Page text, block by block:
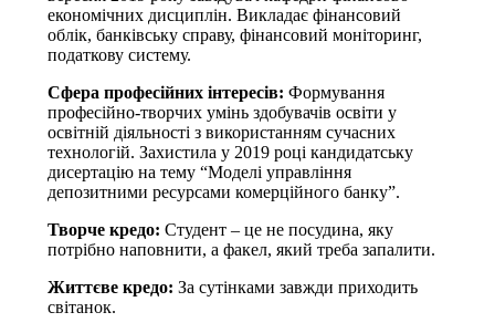
економічних дисциплін. Викладає фінансовий
облік, банківську справу, фінансовий моніторинг,
податкову систему.
Сфера професійних інтересів: Формування
професійно-творчих умінь здобувачів освіти у
освітній діяльності з використанням сучасних
технологій. Захистила у 2019 році кандидатську
дисертацію на тему “Моделі управління
депозитними ресурсами комерційного банку”.
Творче кредо: Студент – це не посудина, яку
потрібно наповнити, а факел, який треба запалити.
Життєве кредо: За сутінками завжди приходить
світанок.